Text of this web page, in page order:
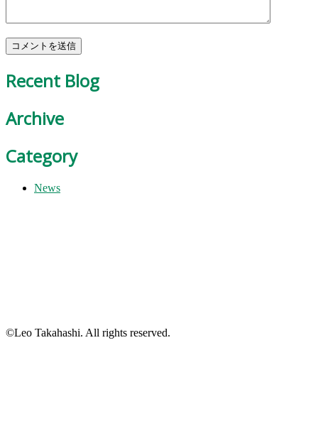
Recent Blog
Archive
Category
News
©Leo Takahashi. All rights reserved.